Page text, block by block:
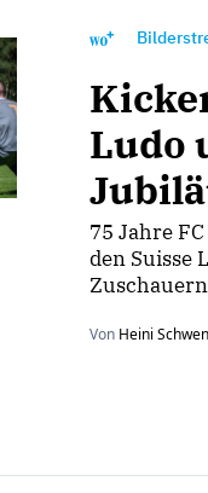
Ludo
75 Jahre
den Suisse
Von Heini